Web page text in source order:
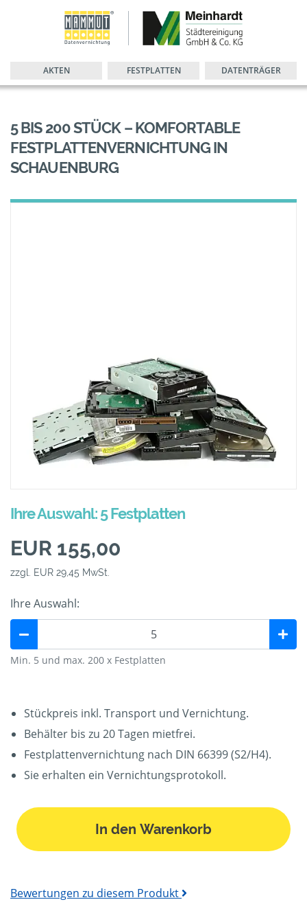
AKTEN FESTPLATTEN DATENTRÄGER
5 BIS 200 STÜCK – KOMFORTABLE
FESTPLATTENVERNICHTUNG IN
SCHAUENBURG
Ihre Auswahl: 5 Festplatten
EUR 155,00
zzgl. EUR 29,45 MwSt.
Ihre Auswahl:
Min. 5 und max. 200 x Festplatten
Stückpreis inkl. Transport und Vernichtung.
Behälter bis zu 20 Tagen mietfrei.
Festplattenvernichtung nach DIN 66399 (S2/H4).
Sie erhalten ein Vernichtungsprotokoll.
In den Warenkorb
Bewertungen zu diesem Produkt